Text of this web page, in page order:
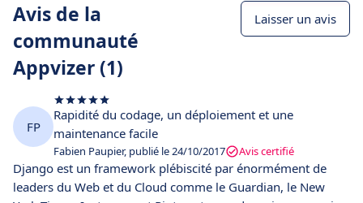
Avis de la
communauté
Appvizer (1)
Laisser un avis
FP
Rapidité du codage, un déploiement et une
maintenance facile
Fabien Paupier, publié le 24/10/2017 Avis certifié
Django est un framework plébiscité par énormément de
leaders du Web et du Cloud comme le Guardian, le New